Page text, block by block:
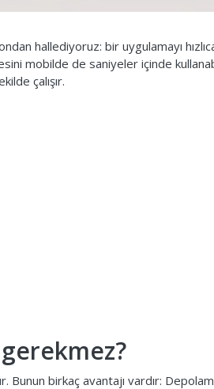
hallediyoruz: bir uygulamayı
mobilde de saniyeler içinde
çalışır.
Bunun birkaç avantajı vardır: